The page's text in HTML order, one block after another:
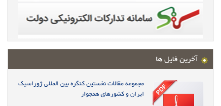
آخرین فایل ها
مجموعه مقالات نخستین کنگره بین المللی ژوراسیک
ایران و کشورهای همجوار